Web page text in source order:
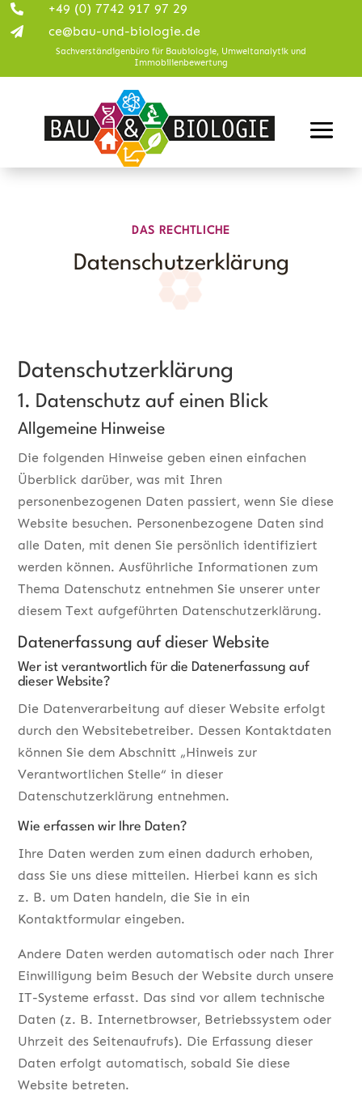
 +49 (0) 7742 917 97 29
 ce@bau-und-biologie.de
Sachverständigenbüro für Baubiologie, Umweltanalytik und
Immobilienbewertung
DAS RECHTLICHE
Datenschutzerklärung
Datenschutz­erklärung
1. Datenschutz auf einen Blick
Allgemeine Hinweise
Die folgenden Hinweise geben einen einfachen
Überblick darüber, was mit Ihren
personenbezogenen Daten passiert, wenn Sie diese
Website besuchen. Personenbezogene Daten sind
alle Daten, mit denen Sie persönlich identifiziert
werden können. Ausführliche Informationen zum
Thema Datenschutz entnehmen Sie unserer unter
diesem Text aufgeführten Datenschutzerklärung.
Datenerfassung auf dieser Website
Wer ist verantwortlich für die Datenerfassung auf
dieser Website?
Die Datenverarbeitung auf dieser Website erfolgt
durch den Websitebetreiber. Dessen Kontaktdaten
können Sie dem Abschnitt „Hinweis zur
Verantwortlichen Stelle“ in dieser
Datenschutzerklärung entnehmen.
Wie erfassen wir Ihre Daten?
Ihre Daten werden zum einen dadurch erhoben,
dass Sie uns diese mitteilen. Hierbei kann es sich
z. B. um Daten handeln, die Sie in ein
Kontaktformular eingeben.
Andere Daten werden automatisch oder nach Ihrer
Einwilligung beim Besuch der Website durch unsere
IT-Systeme erfasst. Das sind vor allem technische
Daten (z. B. Internetbrowser, Betriebssystem oder
Uhrzeit des Seitenaufrufs). Die Erfassung dieser
Daten erfolgt automatisch, sobald Sie diese
Website betreten.